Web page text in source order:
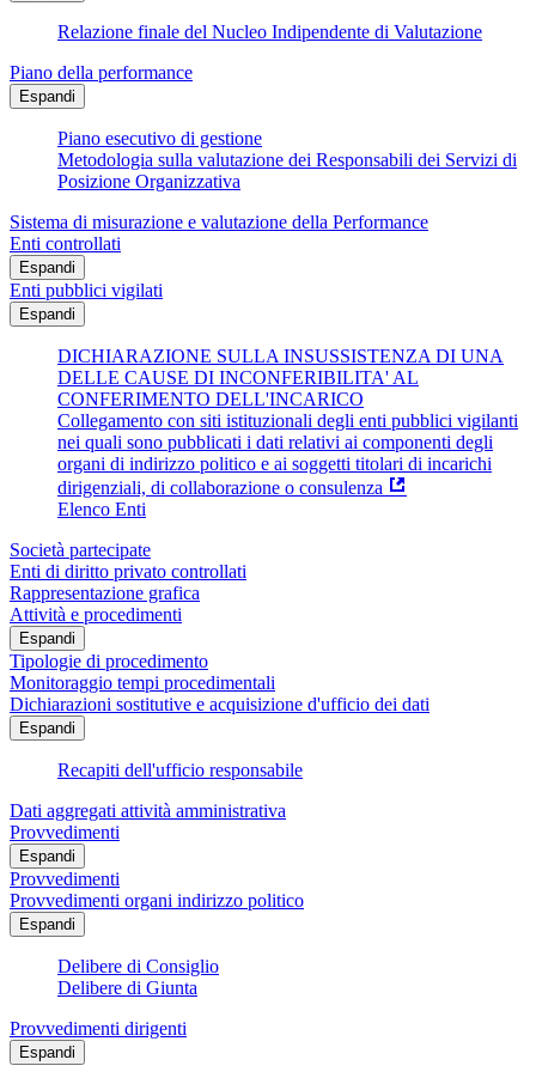
Relazione finale del Nucleo Indipendente di Valutazione
Piano della performance
Espandi
Piano esecutivo di gestione
Metodologia sulla valutazione dei Responsabili dei Servizi di
Posizione Organizzativa
Sistema di misurazione e valutazione della Performance
Enti controllati
Espandi
Enti pubblici vigilati
Espandi
DICHIARAZIONE SULLA INSUSSISTENZA DI UNA
DELLE CAUSE DI INCONFERIBILITA' AL
CONFERIMENTO DELL'INCARICO
Collegamento con siti istituzionali degli enti pubblici vigilanti
nei quali sono pubblicati i dati relativi ai componenti degli
organi di indirizzo politico e ai soggetti titolari di incarichi
dirigenziali, di collaborazione o consulenza
Elenco Enti
Società partecipate
Enti di diritto privato controllati
Rappresentazione grafica
Attività e procedimenti
Espandi
Tipologie di procedimento
Monitoraggio tempi procedimentali
Dichiarazioni sostitutive e acquisizione d'ufficio dei dati
Espandi
Recapiti dell'ufficio responsabile
Dati aggregati attività amministrativa
Provvedimenti
Espandi
Provvedimenti
Provvedimenti organi indirizzo politico
Espandi
Delibere di Consiglio
Delibere di Giunta
Provvedimenti dirigenti
Espandi